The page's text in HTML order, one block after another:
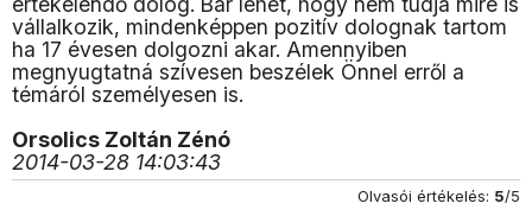
vállalkozik, mindenképpen pozitív dolognak tartom
ha 17 évesen dolgozni akar. Amennyiben
megnyugtatná szívesen beszélek Önnel erről a
témáról személyesen is.
Orsolics Zoltán Zénó
2014-03-28 14:03:43
Olvasói értékelés: 5/5